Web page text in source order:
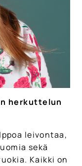
herkuttelun
leivontaa,
sekä
Kaikki on